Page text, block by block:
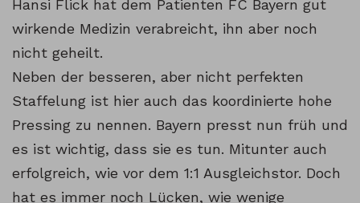
Hansi Flick hat dem Patienten FC Bayern gut
wirkende Medizin verabreicht, ihn aber noch
nicht geheilt.
Neben der besseren, aber nicht perfekten
Staffelung ist hier auch das koordinierte hohe
Pressing zu nennen. Bayern presst nun früh und
es ist wichtig, dass sie es tun. Mitunter auch
erfolgreich, wie vor dem 1:1 Ausgleichstor. Doch
hat es immer noch Lücken, wie wenige